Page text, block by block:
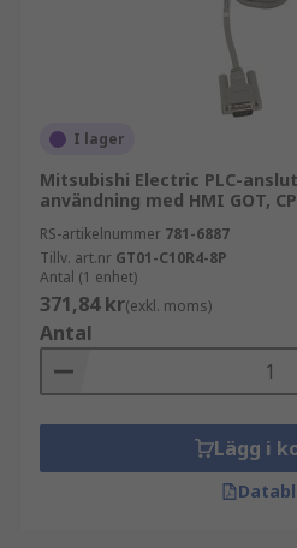
I lager
Mitsubishi Electric PLC-
användning med HMI GOT,
RS-artikelnummer 781-6887
Tillv. art.nr GT01-C10R4-8P
Antal (1 enhet)
371,84 kr(exkl. moms)
Antal
Lägg i